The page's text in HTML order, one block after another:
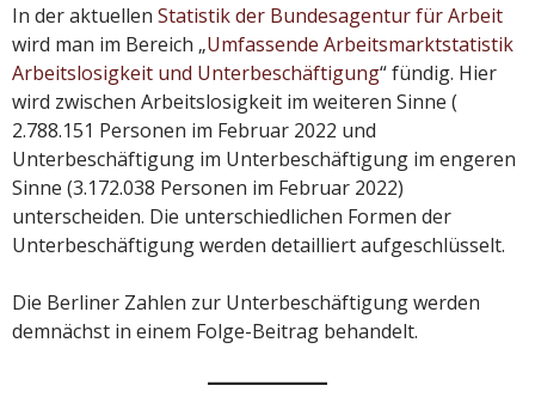
In der aktuellen Statistik der Bundesagentur für Arbeit
wird man im Bereich „Umfassende Arbeitsmarktstatistik
Arbeitslosigkeit und Unterbeschäftigung“ fündig. Hier
wird zwischen Arbeitslosigkeit im weiteren Sinne (
2.788.151 Personen im Februar 2022 und
Unterbeschäftigung im Unterbeschäftigung im engeren
Sinne (3.172.038 Personen im Februar 2022)
unterscheiden. Die unterschiedlichen Formen der
Unterbeschäftigung werden detailliert aufgeschlüsselt.
Die Berliner Zahlen zur Unterbeschäftigung werden
demnächst in einem Folge-Beitrag behandelt.